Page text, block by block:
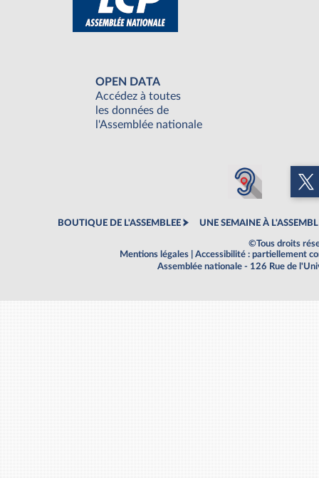
OPEN DATA
Accédez à toutes
les données de
l'Assemblée nationale
BOUTIQUE DE L'ASSEMBLEE UNE SEMAINE À
©Tous droits
Mentions légales
Accessibilité : partiellement
Assemblée nationale - 126 Rue de